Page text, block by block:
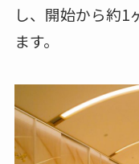
し、開始から約1
ます。